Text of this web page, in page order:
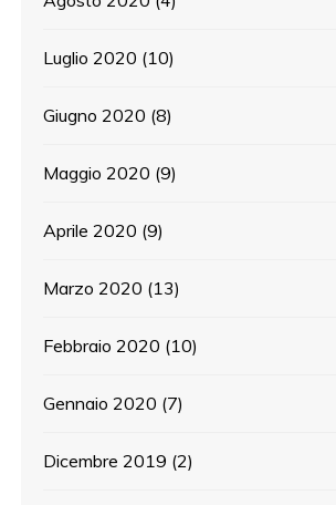
Luglio 2020 (10)
Giugno 2020 (8)
Maggio 2020 (9)
Aprile 2020 (9)
Marzo 2020 (13)
Febbraio 2020 (10)
Gennaio 2020 (7)
Dicembre 2019 (2)